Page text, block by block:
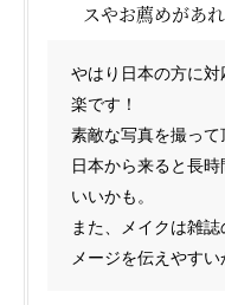
スやお薦めがあ
やはり日本の方に
楽です！
素敵な写真を撮って
日本から来ると長
いいかも。
また、メイクは雑
メージを伝えやすい